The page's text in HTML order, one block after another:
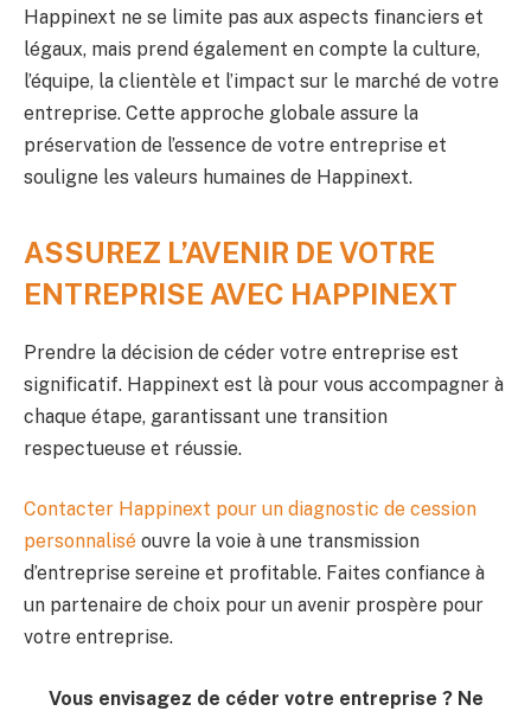
Happinext ne se limite pas aux aspects financiers et
légaux, mais prend également en compte la culture,
l’équipe, la clientèle et l’impact sur le marché de votre
entreprise. Cette approche globale assure la
préservation de l’essence de votre entreprise et
souligne les valeurs humaines de Happinext.
ASSUREZ L’AVENIR DE VOTRE
ENTREPRISE AVEC HAPPINEXT
Prendre la décision de céder votre entreprise est
significatif. Happinext est là pour vous accompagner à
chaque étape, garantissant une transition
respectueuse et réussie.
Contacter Happinext pour un diagnostic de cession
personnalisé ouvre la voie à une transmission
d’entreprise sereine et profitable. Faites confiance à
un partenaire de choix pour un avenir prospère pour
votre entreprise.
Vous envisagez de céder votre entreprise ? Ne